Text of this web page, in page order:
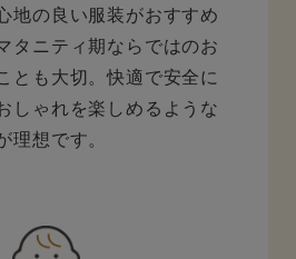
地の良い服装がおすすめ
タニティ期ならではのお
とも大切。快適で安全に
しゃれを楽しめるような
理想です。